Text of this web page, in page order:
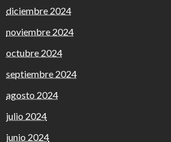
diciembre 2024
noviembre 2024
octubre 2024
septiembre 2024
agosto 2024
julio 2024
junio 2024